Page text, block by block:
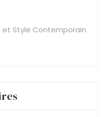
et Style Contemporain